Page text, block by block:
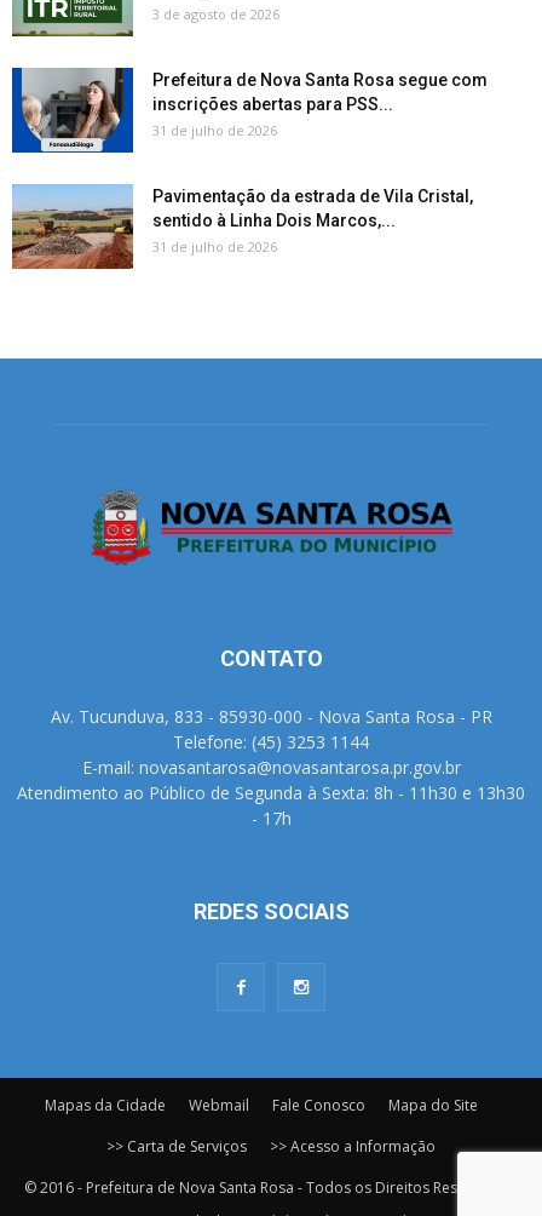
3 de agosto de 2026
Prefeitura de Nova Santa Rosa segue com
inscrições abertas para PSS...
31 de julho de 2026
Pavimentação da estrada de Vila Cristal,
sentido à Linha Dois Marcos,...
31 de julho de 2026
CONTATO
Av. Tucunduva, 833 - 85930-000 - Nova Santa Rosa - PR
Telefone: (45) 3253 1144
E-mail: novasantarosa@novasantarosa.pr.gov.br
Atendimento ao Público de Segunda à Sexta: 8h - 11h30 e 13h30
- 17h
REDES SOCIAIS
Mapas da Cidade Webmail Fale Conosco
Mapa do Site
>> Carta de Serviços
>> Acesso a Informação
© 2016 - Prefeitura de Nova Santa Rosa - Todos os Direitos Reservados.